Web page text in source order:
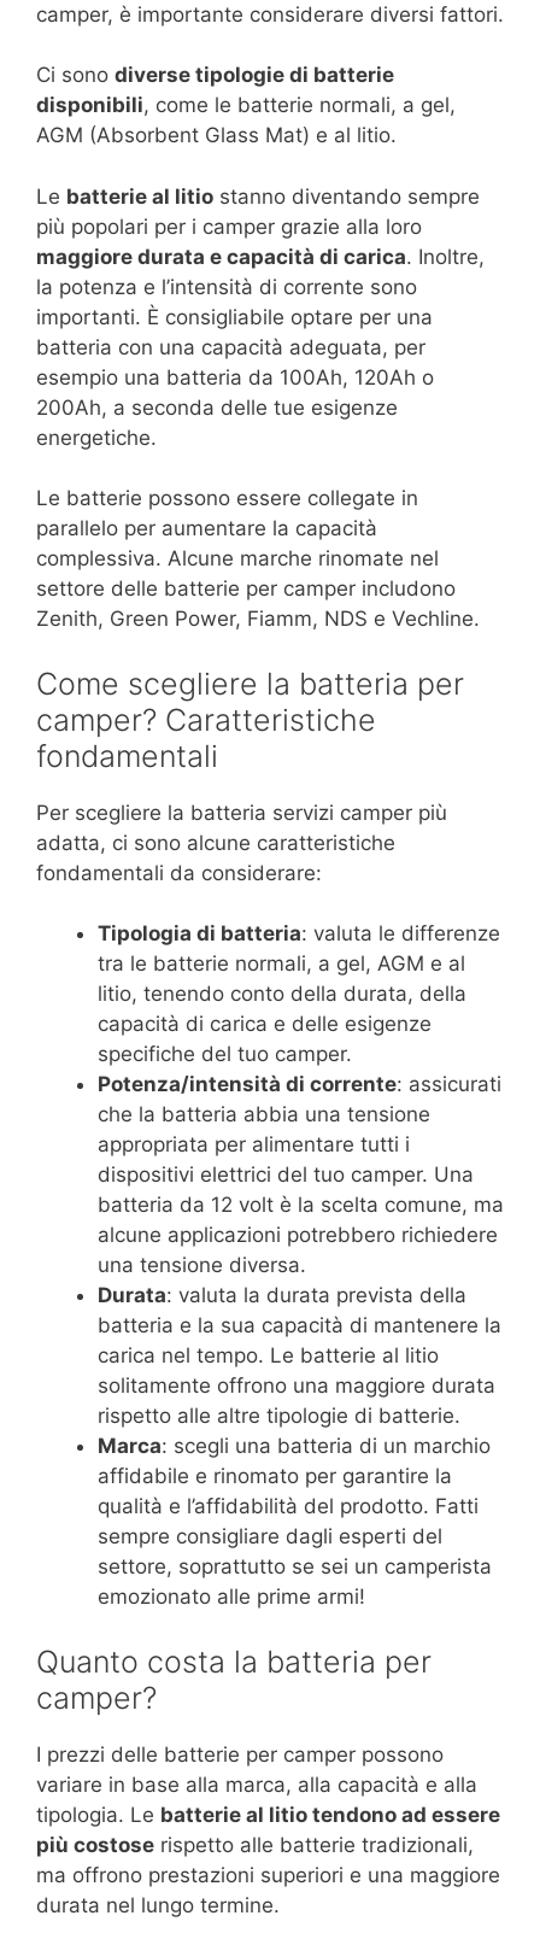
camper, è importante considerare diversi fattori.
Ci sono diverse tipologie di batterie
disponibili, come le batterie normali, a gel,
AGM (Absorbent Glass Mat) e al litio.
Le batterie al litio stanno diventando sempre
più popolari per i camper grazie alla loro
maggiore durata e capacità di carica. Inoltre,
la potenza e l’intensità di corrente sono
importanti. È consigliabile optare per una
batteria con una capacità adeguata, per
esempio una batteria da 100Ah, 120Ah o
200Ah, a seconda delle tue esigenze
energetiche.
Le batterie possono essere collegate in
parallelo per aumentare la capacità
complessiva. Alcune marche rinomate nel
settore delle batterie per camper includono
Zenith, Green Power, Fiamm, NDS e Vechline.
Come scegliere la batteria per
camper? Caratteristiche
fondamentali
Per scegliere la batteria servizi camper più
adatta, ci sono alcune caratteristiche
fondamentali da considerare:
Tipologia di batteria: valuta le differenze
tra le batterie normali, a gel, AGM e al
litio, tenendo conto della durata, della
capacità di carica e delle esigenze
specifiche del tuo camper.
Potenza/intensità di corrente: assicurati
che la batteria abbia una tensione
appropriata per alimentare tutti i
dispositivi elettrici del tuo camper. Una
batteria da 12 volt è la scelta comune, ma
alcune applicazioni potrebbero richiedere
una tensione diversa.
Durata: valuta la durata prevista della
batteria e la sua capacità di mantenere la
carica nel tempo. Le batterie al litio
solitamente offrono una maggiore durata
rispetto alle altre tipologie di batterie.
Marca: scegli una batteria di un marchio
affidabile e rinomato per garantire la
qualità e l’affidabilità del prodotto. Fatti
sempre consigliare dagli esperti del
settore, soprattutto se sei un camperista
emozionato alle prime armi!
Quanto costa la batteria per
camper?
I prezzi delle batterie per camper possono
variare in base alla marca, alla capacità e alla
tipologia. Le batterie al litio tendono ad essere
più costose rispetto alle batterie tradizionali,
ma offrono prestazioni superiori e una maggiore
durata nel lungo termine.